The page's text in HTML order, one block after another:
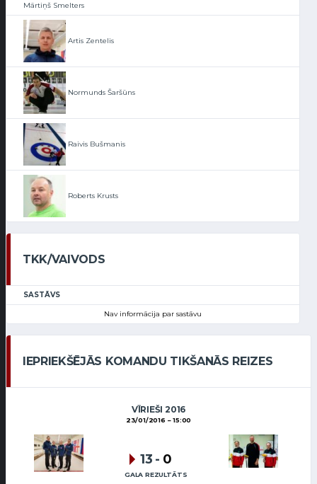
Mārtiņš Smelters
Artis Zentelis
Normunds Šaršūns
Raivis Bušmanis
Roberts Krusts
TKK/VAIVODS
SASTĀVS
Nav informācija par sastāvu
IEPRIEKŠĒJĀS KOMANDU TIKŠANĀS REIZES
VĪRIEŠI 2016
23/01/2016 15:00
13 - 0
GALA REZULTĀTS